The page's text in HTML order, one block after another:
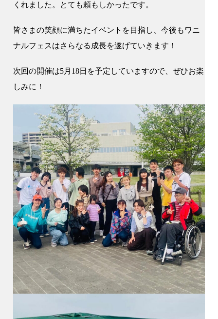
くれました。とても頼もしかったです。
皆さまの笑顔に満ちたイベントを目指し、今後もワニ
ナルフェスはさらなる成長を遂げていきます！
次回の開催は5月18日を予定していますので、ぜひお楽
しみに！